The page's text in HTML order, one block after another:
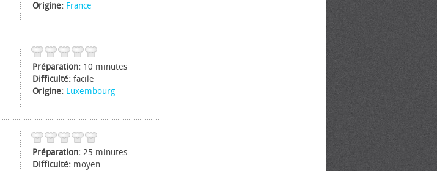
Origine: France
Préparation: 10 minutes
Difficulté: facile
Origine: Luxembourg
Préparation: 25 minutes
Difficulté: moyen